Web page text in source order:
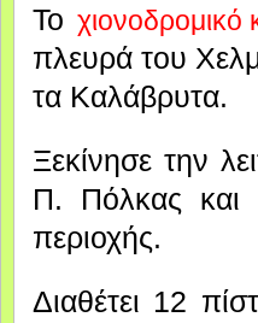
Το
πλευρά του
τα Καλάβρυτα.
Ξεκίνησε την
Π. Πόλκας και
περιοχής.
Διαθέτει 12